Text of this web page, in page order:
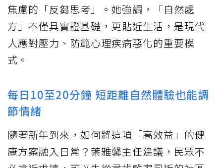
焦慮的「反芻思考」。她強調，「自然處
方」不僅具實證基礎，更貼近生活，是現代
人應對壓力、防範心理疾病惡化的重要模
式。
每日10至20分鐘 短距離自然體驗也能調
節情緒
隨著新年到來，如何將這項「高效益」的健
康方案融入日常？葉雅馨主任建議，民眾不